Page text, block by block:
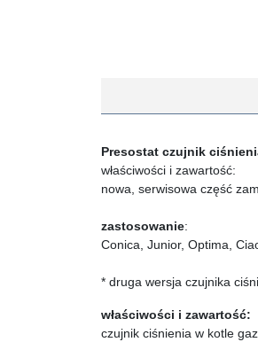
Presostat czujnik
właściwości i zawartość:
nowa, serwisowa część
zastosowanie:
Conica, Junior, Optima,
* druga wersja czujnika
właściwości i zawartość:
czujnik ciśnienia w kotle